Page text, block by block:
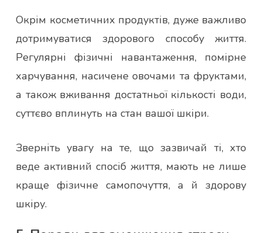
Окрім косметичних продуктів, дуже важливо
дотримуватися здорового способу життя.
Регулярні фізичні навантаження, помірне
харчування, насичене овочами та фруктами,
а також вживання достатньої кількості води,
суттєво вплинуть на стан вашої шкіри.
Зверніть увагу на те, що зазвичай ті, хто
веде активний спосіб життя, мають не лише
краще фізичне самопочуття, а й здорову
шкіру.